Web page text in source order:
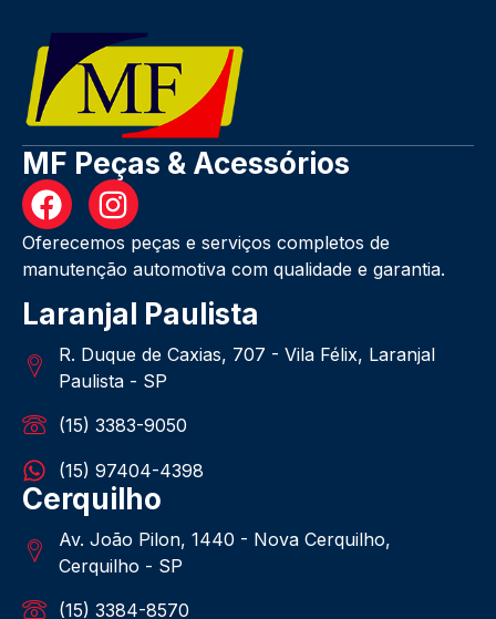
MF Peças & Acessórios
Oferecemos peças e serviços completos de
manutenção automotiva com qualidade e garantia.
Laranjal Paulista
R. Duque de Caxias, 707 - Vila Félix, Laranjal
Paulista - SP
(15) 3383-9050
(15) 97404-4398
Cerquilho
Av. João Pilon, 1440 - Nova Cerquilho,
Cerquilho - SP
(15) 3384-8570